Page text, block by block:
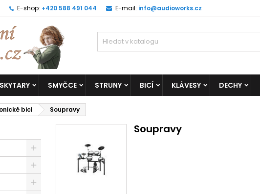
E-shop: +420 588 491 044 E-mail: info@audioworks.cz
SMYČCE STRUNY BICÍ KLÁVESY DECHY
bicí Soupravy
Soupravy